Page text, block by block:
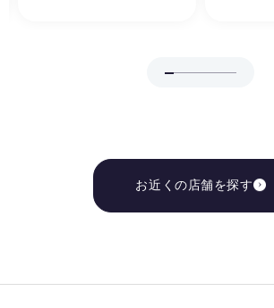
お近くの店舗を探す